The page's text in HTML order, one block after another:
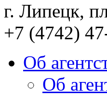
г. Липецк,
+7 (4742)
Об
Об